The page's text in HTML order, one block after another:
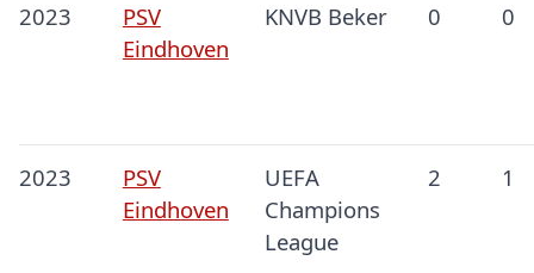
2023
PSV
Eindhoven
KNVB Beker 0 0
2023
PSV
Eindhoven
UEFA
Champions
League
2 1